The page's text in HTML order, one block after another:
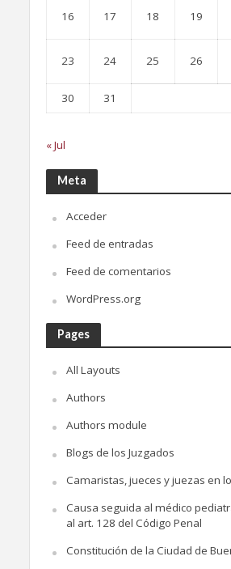
16 17 18 19
23 24 25 26
30
31
« Jul
Meta
Acceder
Feed de entradas
Feed de comentarios
WordPress.org
Pages
All Layouts
Authors
Authors module
Blogs de los Juzgados
Camaristas, jueces y juezas en
Causa seguida al médico
al art. 128 del Código Penal
Constitución de la Ciudad de